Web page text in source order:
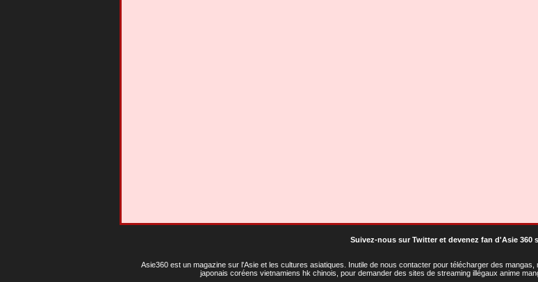
Suivez-nous sur Twitteret devenez fan d'Asie 360
Asie360 est un magazine sur l'Asie et les cultures asiatiques . Inutile de nous contacter pour télécharger des
japonais coréens vietnamiens hk chinois, pour demander des sites de streaming illégaux anime